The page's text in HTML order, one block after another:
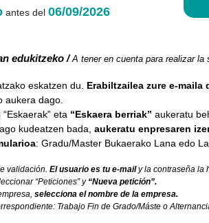
antes del 06/09/2026
edukitzeko /A tener en cuenta para realizar la
eskatzen du. Erabiltzailea zure e-maila
aukera dago.
eta “Eskaera berriak” aukeratu
kudeatzen bada, aukeratu enpresaren
: Gradu/Master Bukaerako Lana edo
validación. El usuario es tu e-maily la contraseña la
“Peticiones” y “Nueva petición”.
selecciona el nombre de la empresa.
Trabajo Fin de Grado/Máste o